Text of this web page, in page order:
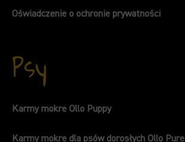
Oświadczenie o ochronie prywatności
Psy
Karmy mokre Ollo Puppy
Karmy mokre dla psów dorosłych Ollo Pure